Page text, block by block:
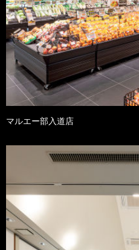
マルエー部入道店